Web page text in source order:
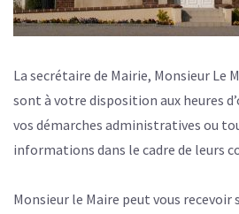
La secrétaire de Mairie, Monsieur Le
sont à votre disposition aux heures
vos démarches administratives ou
informations dans le cadre de leurs
Monsieur le Maire peut vous recevoir